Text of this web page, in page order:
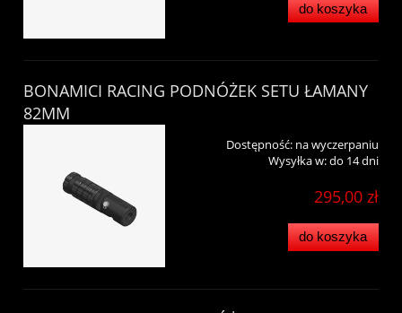
do koszyka
BONAMICI RACING PODNÓŻEK SETU ŁAMANY
82MM
Dostępność: na wyczerpaniu
Wysyłka w:do 14 dni
295,00 zł
do koszyka